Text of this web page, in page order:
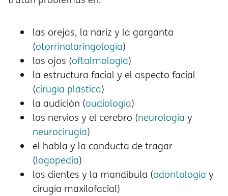
las orejas, la nariz y la garganta
(otorrinolaringología)
los ojos (oftalmología)
la estructura facial y el aspecto facial
(cirugía plástica)
la audición (audiología)
los nervios y el cerebro (neurología y
neurocirugía)
el habla y la conducta de tragar
(logopedia)
los dientes y la mandíbula (odontología y
cirugía maxilofacial)